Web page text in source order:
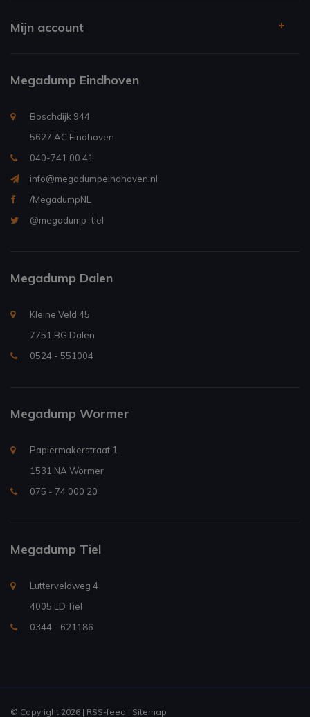
Mijn account
Megadump Eindhoven
Boschdijk 944
5627 AC Eindhoven
040-741 00 41
info@megadumpeindhoven.nl
/MegadumpNL
@megadump_tiel
Megadump Dalen
Kleine Veld 45
7751 BG Dalen
0524 - 551004
Megadump Wormer
Papiermakerstraat 1
1531 NA Wormer
075 - 74 000 20
Megadump Tiel
Lutterveldweg 4
4005 LD Tiel
0344 - 621186
© Copyright 2026 | RSS-feed | Sitemap